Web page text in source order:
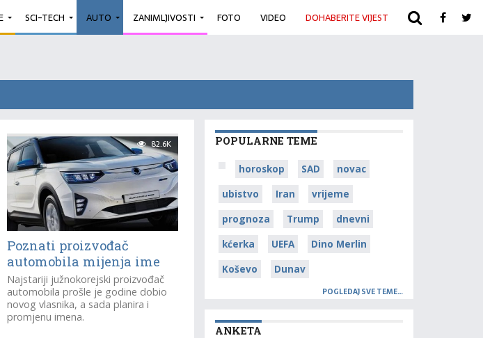
SCI-TECH AUTO ZANIMLJIVOSTI FOTO VIDEO DOHABERITE VIJEST ARHIVA
82.6K
Poznati proizvođač
automobila mijenja ime
Najstariji južnokorejski proizvođač
automobila prošle je godine dobio
novog vlasnika, a sada planira i
promjenu imena.
POPULARNE TEME
horoskop SAD
novac
ubistvo
Iran
vrijeme
prognoza
Trump
dnevni
kćerka
UEFA
Dino Merlin
Koševo
Dunav
POGLEDAJ SVE TEME…
ANKETA